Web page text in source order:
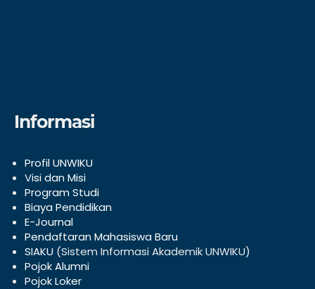
Informasi
Profil UNWIKU
Visi dan Misi
Program Studi
Biaya Pendidikan
E-Journal
Pendaftaran Mahasiswa Baru
SIAKU (Sistem Informasi Akademik UNWIKU)
Pojok Alumni
Pojok Loker